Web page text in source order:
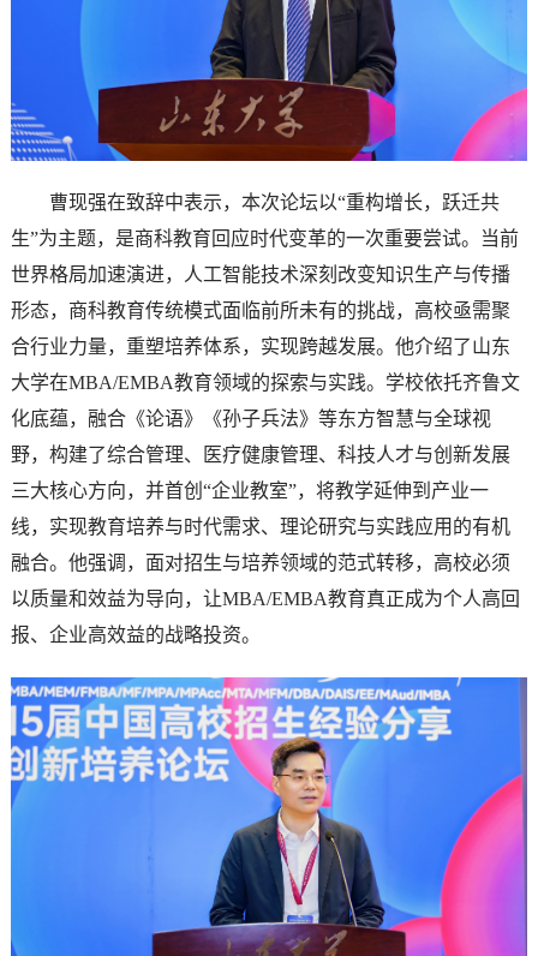
曹现强在致辞中表示，本次论坛以“重构增长，跃迁共
生”为主题，是商科教育回应时代变革的一次重要尝试。当前
世界格局加速演进，人工智能技术深刻改变知识生产与传播
形态，商科教育传统模式面临前所未有的挑战，高校亟需聚
合行业力量，重塑培养体系，实现跨越发展。他介绍了山东
大学在MBA/EMBA教育领域的探索与实践。学校依托齐鲁文
化底蕴，融合《论语》《孙子兵法》等东方智慧与全球视
野，构建了综合管理、医疗健康管理、科技人才与创新发展
三大核心方向，并首创“企业教室”，将教学延伸到产业一
线，实现教育培养与时代需求、理论研究与实践应用的有机
融合。他强调，面对招生与培养领域的范式转移，高校必须
以质量和效益为导向，让MBA/EMBA教育真正成为个人高回
报、企业高效益的战略投资。